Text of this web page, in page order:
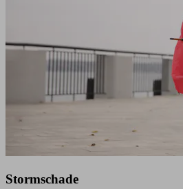
Stormschade